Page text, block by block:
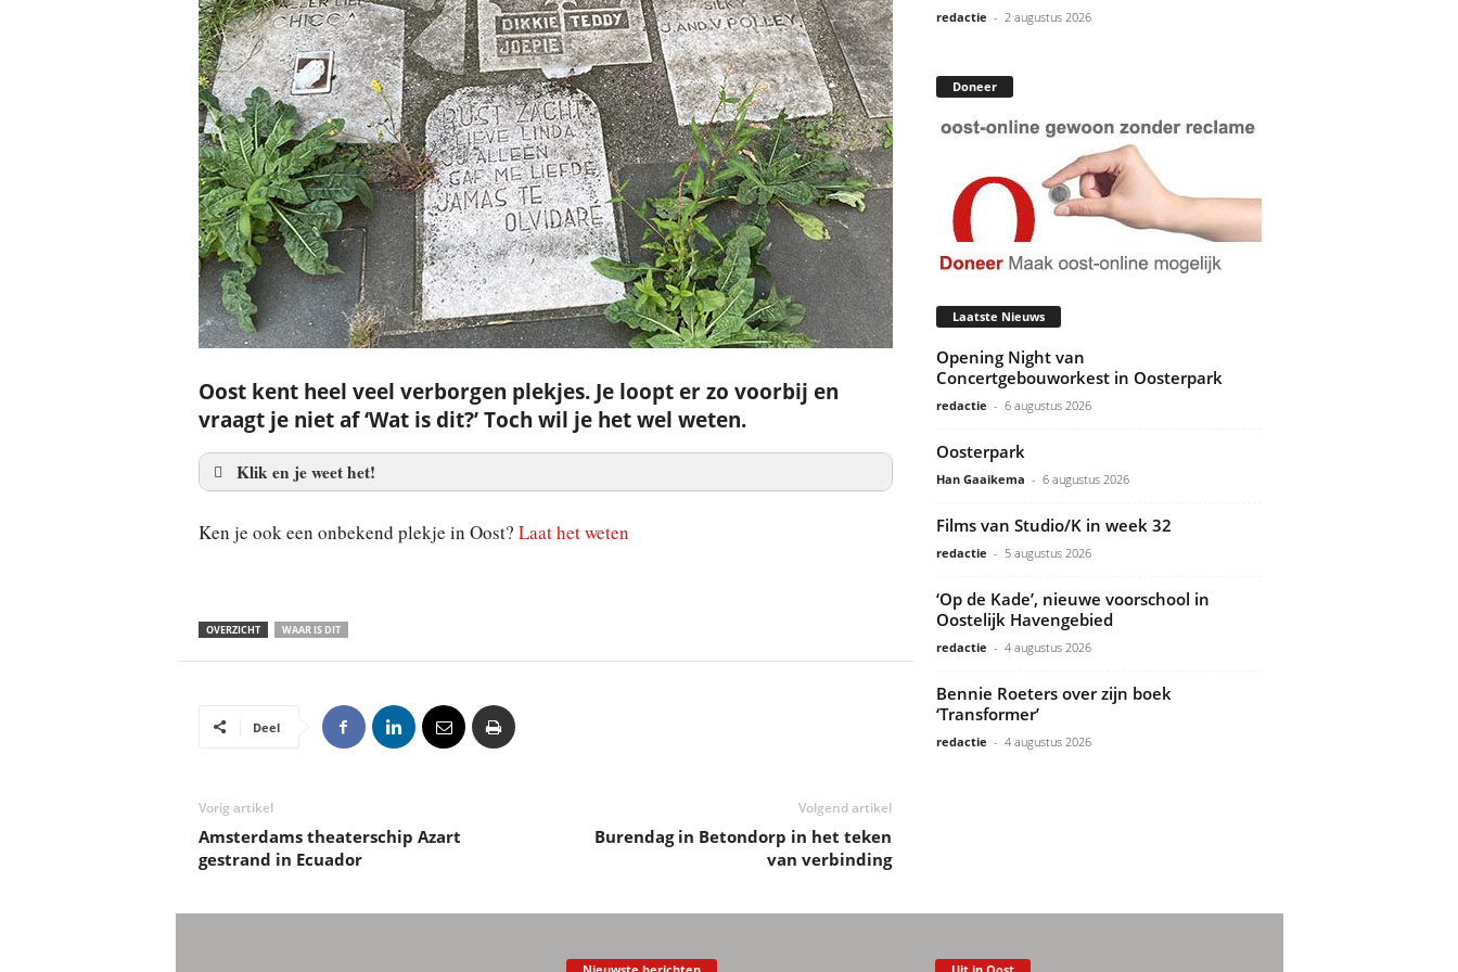
Oost kent heel veel verborgen plekjes. Je loopt er zo voorbij en
vraagt je niet af ‘Wat is dit?’ Toch wil je het wel weten.
Klik en je weet het!
Ken je ook een onbekend plekje in Oost? Laat het weten
OVERZICHT WAAR IS DIT
Deel
Vorig artikel
Amsterdams theaterschip Azart
gestrand in Ecuador
Volgend artikel
Burendag in Betondorp in het teken
van verbinding
redactie - 2 augustus 2026
Doneer
Laatste Nieuws
Opening Night van
Concertgebouworkest in Oosterpark
redactie - 6 augustus 2026
Oosterpark
Han Gaaikema - 6 augustus 2026
Films van Studio/K in week 32
redactie - 5 augustus 2026
‘Op de Kade’, nieuwe voorschool in
Oostelijk Havengebied
redactie - 4 augustus 2026
Bennie Roeters over zijn boek
‘Transformer’
redactie - 4 augustus 2026